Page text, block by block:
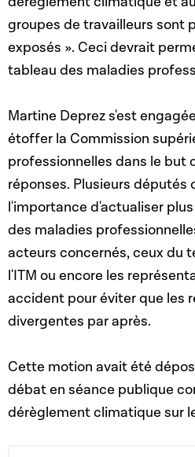
groupes de travailleurs sont
exposés ». Ceci devrait
tableau des maladies
Martine Deprez s'est
étoffer la Commission
professionnelles dans le but
réponses. Plusieurs députés
l'importance d'actualiser
des maladies
acteurs concernés, ceux du
l'ITM ou encore les
accident pour éviter que les
divergentes par après.
Cette motion avait été
débat en séance publique
dérèglement climatique sur